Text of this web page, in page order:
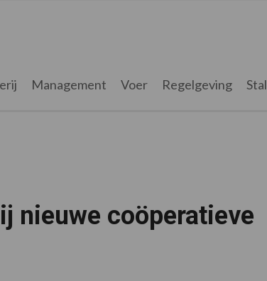
Management Voer Regelgeving Stal
nieuwe coöperatieve